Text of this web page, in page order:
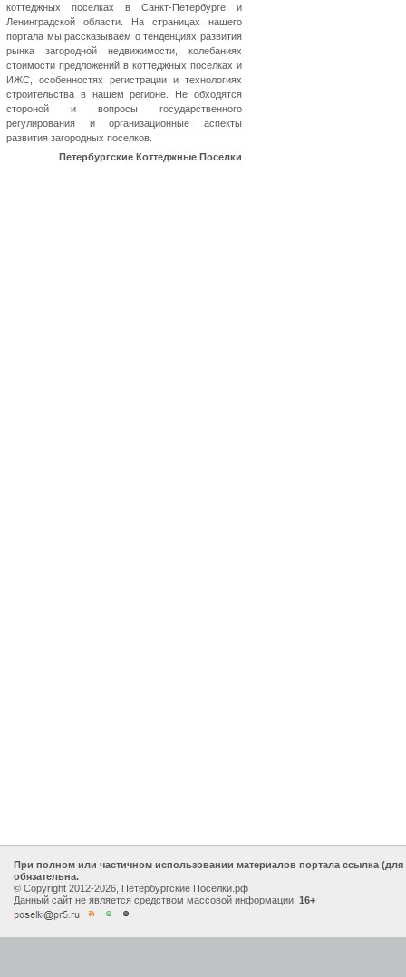
коттеджных поселках в Санкт-Петербурге и
Ленинградской области. На страницах нашего
портала мы рассказываем о тенденциях развития
рынка загородной недвижимости, колебаниях
стоимости предложений в коттеджных поселках и
ИЖС, особенностях регистрации и технологиях
строительства в нашем регионе. Не обходятся
стороной и вопросы государственного
регулирования и организационные аспекты
развития загородных поселков.
Петербургские Коттеджные Поселки
При полном или частичном использовании материалов портала ссылка
обязательна.
© Copyright 2012-2026, Петербургские Поселки.рф
Данный сайт не является средством массовой информации. 16+